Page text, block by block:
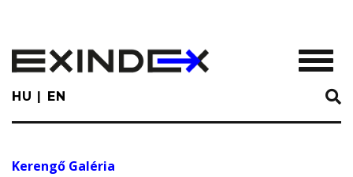
main
content
HU EN
Kerengő Galéria